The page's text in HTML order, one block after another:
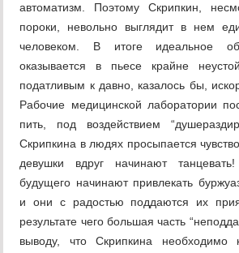
автоматизм. Поэтому Скрипкин,
пороки, невольно выглядит в нем
человеком. В итоге идеальное
оказывается в пьесе крайне
податливым к давно, казалось бы,
Рабочие медицинской лаборатории
пить, под воздействием
Скрипкина в людях просыпается
девушки вдруг начинают
будущего начинают привлекать
и они с радостью поддаются их
результате чего большая часть
выводу, что Скрипкина необходимо